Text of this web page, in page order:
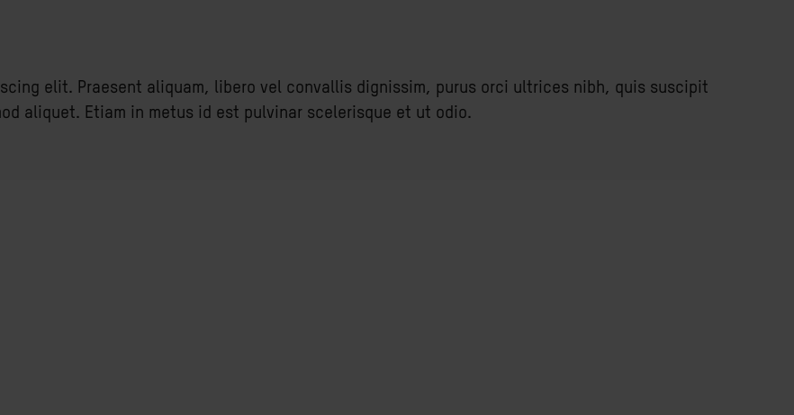
elit. Praesent aliquam, libero vel convallis dignissim, purus orci ultrices nibh, quis suscipit
aliquet. Etiam in metus id est pulvinar scelerisque et ut odio.